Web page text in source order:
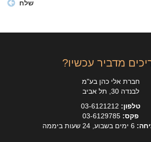
מדביר עכשיו?
חברת אלי כהן בע"מ
לבנדה 30, תל אביב
טלפון:
פקס: